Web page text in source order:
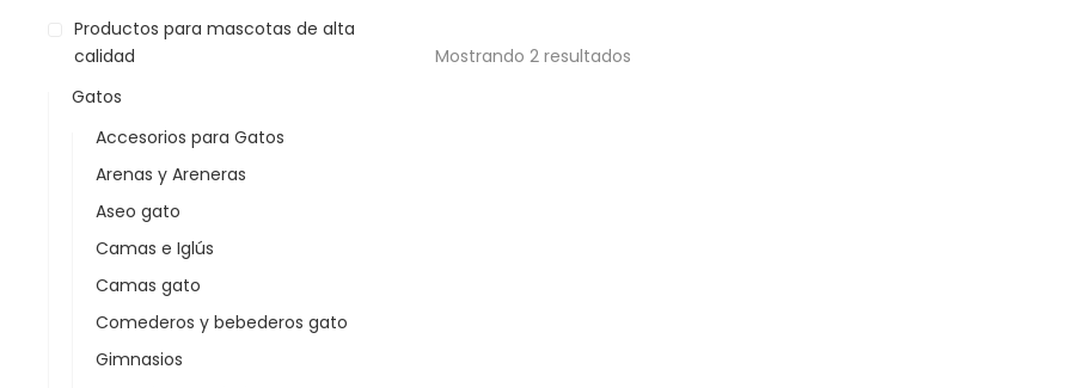
Productos para mascotas de alta
calidad
Gatos
Accesorios para Gatos
Arenas y Areneras
Aseo gato
Camas e Iglús
Camas gato
Comederos y bebederos gato
Gimnasios
Mostrando 2 resultados